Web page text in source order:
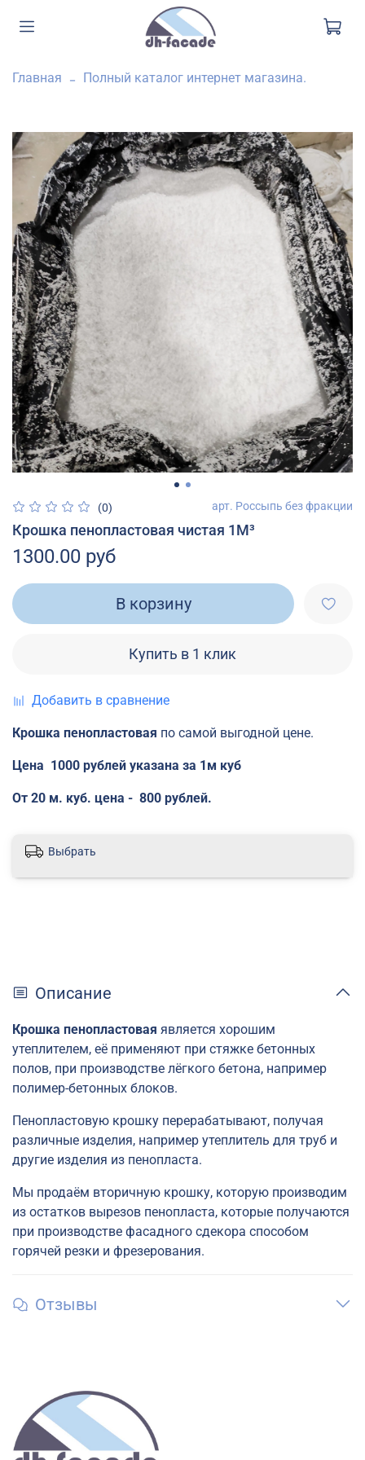
Главная Полный каталог интернет магазина.
(0) арт. Россыпь без фракции
Крошка пенопластовая чистая 1М³
1300.00 руб
В корзину
Купить в 1 клик
Добавить в сравнение
Крошка пенопластовая по самой выгодной цене.
Цена 1000 рублей указана за 1м куб
От 20 м. куб. цена - 800 рублей.
Выбрать
Описание
Крошка пенопластовая является хорошим
утеплителем, её применяют при стяжке бетонных
полов, при производстве лёгкого бетона, например
полимер-бетонных блоков.
Пенопластовую крошку перерабатывают, получая
различные изделия, например утеплитель для труб и
другие изделия из пенопласта.
Мы продаём вторичную крошку, которую производим
из остатков вырезов пенопласта, которые получаются
при производстве фасадного сдекора способом
горячей резки и фрезерования.
Отзывы